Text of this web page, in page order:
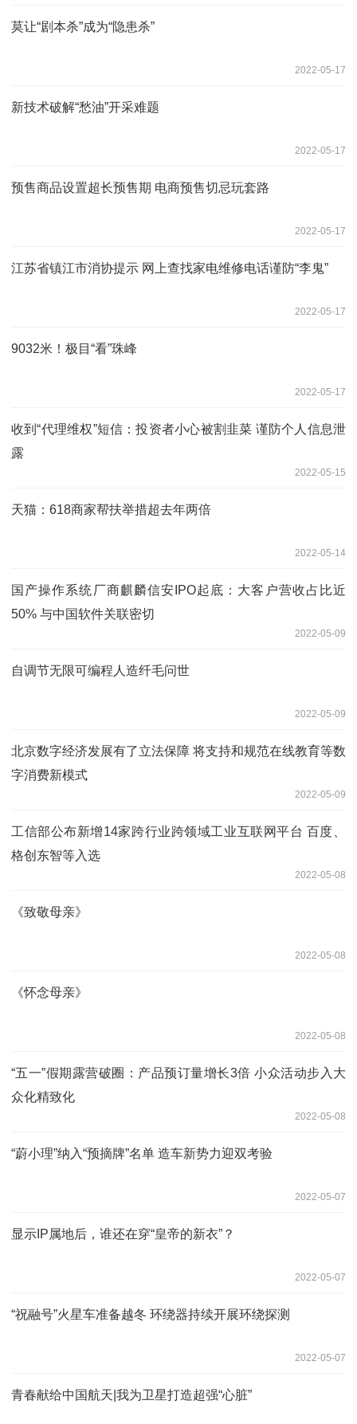
莫让“剧本杀”成为“隐患杀”
2022-05-17
新技术破解“愁油”开采难题
2022-05-17
预售商品设置超长预售期 电商预售切忌玩套路
2022-05-17
江苏省镇江市消协提示 网上查找家电维修电话谨防“李鬼”
2022-05-17
9032米！极目“看”珠峰
2022-05-17
收到“代理维权”短信：投资者小心被割韭菜 谨防个人信息泄
露
2022-05-15
天猫：618商家帮扶举措超去年两倍
2022-05-14
国产操作系统厂商麒麟信安IPO起底：大客户营收占比近
50% 与中国软件关联密切
2022-05-09
自调节无限可编程人造纤毛问世
2022-05-09
北京数字经济发展有了立法保障 将支持和规范在线教育等数
字消费新模式
2022-05-09
工信部公布新增14家跨行业跨领域工业互联网平台 百度、
格创东智等入选
2022-05-08
《致敬母亲》
2022-05-08
《怀念母亲》
2022-05-08
“五一”假期露营破圈：产品预订量增长3倍 小众活动步入大
众化精致化
2022-05-08
“蔚小理”纳入“预摘牌”名单 造车新势力迎双考验
2022-05-07
显示IP属地后，谁还在穿“皇帝的新衣”？
2022-05-07
“祝融号”火星车准备越冬 环绕器持续开展环绕探测
2022-05-07
青春献给中国航天|我为卫星打造超强“心脏”